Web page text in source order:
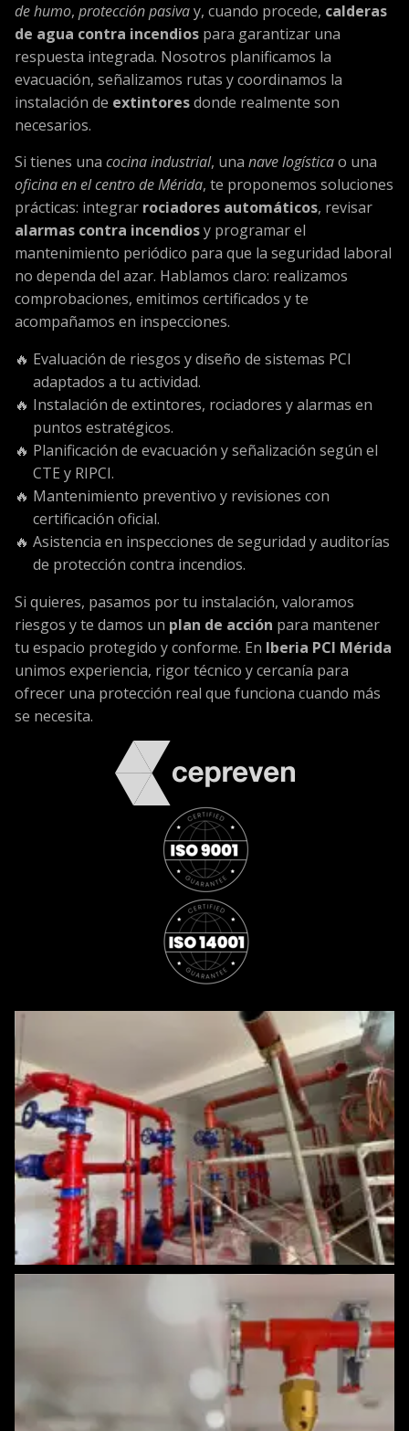
de humo, protección pasivay, cuando procede, calderas
de agua contra incendiospara garantizar una
respuesta integrada. Nosotros planificamos la
evacuación, señalizamos rutas y coordinamos la
instalación de extintoresdonde realmente son
necesarios.
Si tienes una cocina industrial, una nave logísticao una
oficina en el centro de Mérida, te proponemos soluciones
prácticas: integrar rociadores automáticos, revisar
alarmas contra incendiosy programar el
mantenimiento periódico para que la seguridad laboral
no dependa del azar. Hablamos claro: realizamos
comprobaciones, emitimos certificados y te
acompañamos en inspecciones.
Evaluación de riesgos y diseño de sistemas PCI
adaptados a tu actividad.
Instalación de extintores, rociadores y alarmas en
puntos estratégicos.
Planificación de evacuación y señalización según el
CTE y RIPCI.
Mantenimiento preventivo y revisiones con
certificación oficial.
Asistencia en inspecciones de seguridad y auditorías
de protección contra incendios.
Si quieres, pasamos por tu instalación, valoramos
riesgos y te damos un plan de acción para mantener
tu espacio protegido y conforme. En Iberia PCI Mérida
unimos experiencia, rigor técnico y cercanía para
ofrecer una protección real que funciona cuando más
se necesita.